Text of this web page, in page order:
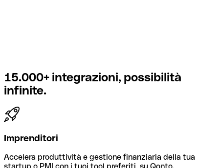
15.000+ integrazioni, possibilità
infinite.
Imprenditori
Accelera produttività e gestione finanziaria della tua